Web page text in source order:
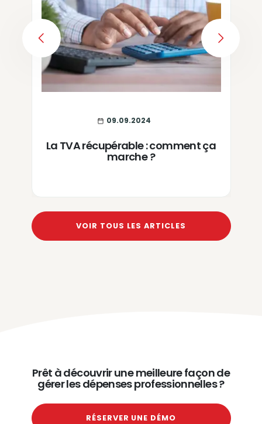
09.09.2024
La TVA récupérable : comment ça
marche ?
PREVIOUS
VOIR TOUS LES ARTICLES
Prêt à découvrir une meilleure façon de
gérer les dépenses professionnelles ?
RÉSERVER UNE DÉMO